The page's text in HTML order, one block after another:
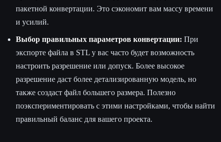
пакетной конвертации. Это сэкономит вам массу времени
и усилий.
Выбор правильных параметров конвертации: При
экспорте файла в STL у вас часто будет возможность
настроить разрешение или допуск. Более высокое
разрешение даст более детализированную модель, но
также создаст файл большего размера. Полезно
поэкспериментировать с этими настройками, чтобы найти
правильный баланс для вашего проекта.